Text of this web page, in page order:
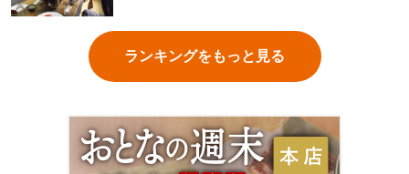
ランキングをもっと見る